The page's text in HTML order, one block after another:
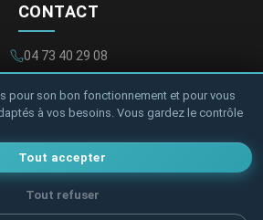
CONTACT
04 73 40 29 08
Formulaire de contact
de confidentialité
pour son bon fonctionnement et pour vous
à vos besoins. Vous gardez le contrôle
Tout accepter
Tout refuser